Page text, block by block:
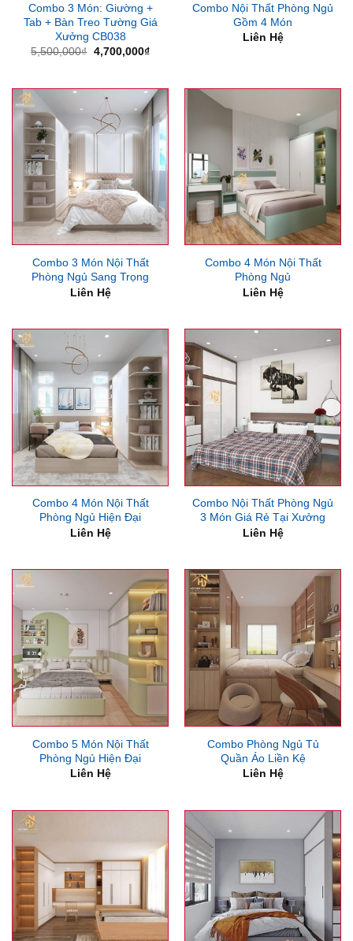
Combo 3 Món: Giường +
Tab + Bàn Treo Tường Giá
Xưởng CB038
5,500,000₫ Giá
4,700,000₫Giá
4,700,000₫.
Combo Nội Thất Phòng Ngủ
Gồm 4 Món
Liên Hệ
Combo 3 Món Nội Thất
Phòng Ngủ Sang Trọng
Liên Hệ
Combo 4 Món Nội Thất
Phòng Ngủ
Liên Hệ
Combo 4 Món Nội Thất
Phòng Ngủ Hiện Đại
Liên Hệ
Combo Nội Thất Phòng Ngủ
3 Món Giá Rẻ Tại Xưởng
Liên Hệ
Combo 5 Món Nội Thất
Phòng Ngủ Hiện Đại
Liên Hệ
Combo Phòng Ngủ Tủ
Quần Áo Liền Kệ
Liên Hệ